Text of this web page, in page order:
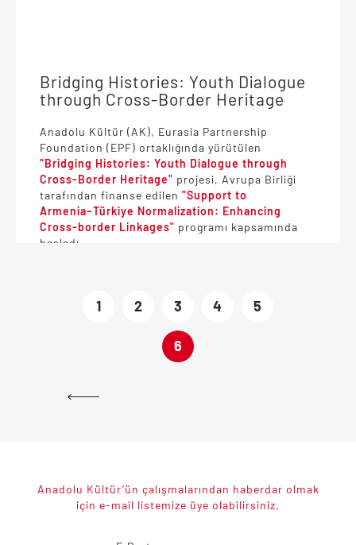
Bridging Histories: Youth Dialogue
through Cross-Border Heritage
Anadolu Kültür (AK), Eurasia Partnership
Foundation (EPF) ortaklığında yürütülen
"Bridging Histories: Youth Dialogue through
Cross-Border Heritage" projesi, Avrupa Birliği
tarafından finanse edilen "Support to
Armenia–Türkiye Normalization: Enhancing
Cross-border Linkages" programı kapsamında
başladı.
kültürlerarası diyaloğu ve sınır ötesi iş birliğini
kentlerine odaklanan proje, katılımcılara ortak
mirası birlikte araştırabilecekleri, saha
program sunuyor.
ortak araştırmalara ve kültürel mirasın
belgelenmesi ile dijital teknolojilere odaklanan
1 2 3 4 5
6
Anadolu Kültür’ün çalışmalarından haberdar olmak
için e-mail listemize üye olabilirsiniz.